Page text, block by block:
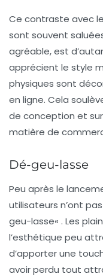
Ce contraste avec
sont souvent
agréable, est
apprécient le style
physiques sont
en ligne. Cela
de conception et
matière de
Dé-geu-lasse
Peu après le
utilisateurs n’ont
geu-lasse« . Les
l’esthétique peu
d’apporter une
avoir perdu tout